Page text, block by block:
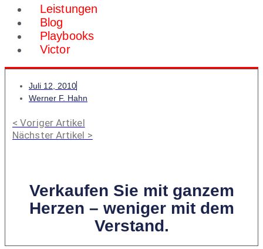
Leistungen
Blog
Playbooks
Victor
Juli 12, 2010
Werner F. Hahn
< Voriger Artikel
Nächster Artikel >
Verkaufen Sie mit ganzem
Herzen – weniger mit dem
Verstand.